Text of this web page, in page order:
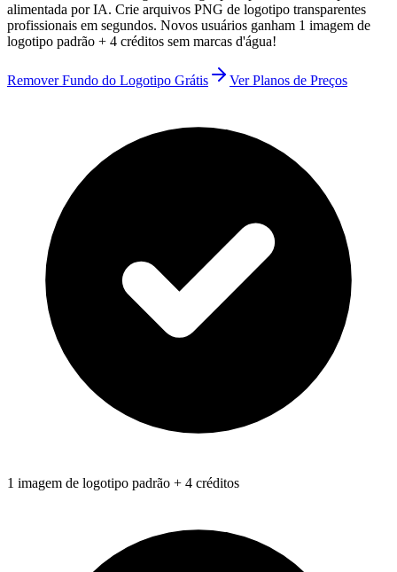
alimentada por IA. Crie arquivos PNG de logotipo transparentes
profissionais em segundos. Novos usuários ganham 1 imagem de
logotipo padrão + 4 créditos sem marcas d'água!
Remover Fundo do Logotipo Grátis Ver Planos de Preços
1 imagem de logotipo padrão + 4 créditos